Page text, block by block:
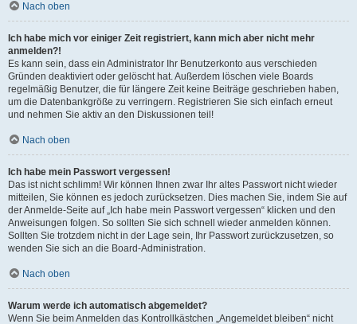
Nach oben
Ich habe mich vor einiger Zeit registriert, kann mich aber nicht mehr
anmelden?!
Es kann sein, dass ein Administrator Ihr Benutzerkonto aus verschieden
Gründen deaktiviert oder gelöscht hat. Außerdem löschen viele Boards
regelmäßig Benutzer, die für längere Zeit keine Beiträge geschrieben haben,
um die Datenbankgröße zu verringern. Registrieren Sie sich einfach erneut
und nehmen Sie aktiv an den Diskussionen teil!
Nach oben
Ich habe mein Passwort vergessen!
Das ist nicht schlimm! Wir können Ihnen zwar Ihr altes Passwort nicht wieder
mitteilen, Sie können es jedoch zurücksetzen. Dies machen Sie, indem Sie auf
der Anmelde-Seite auf „Ich habe mein Passwort vergessen“ klicken und den
Anweisungen folgen. So sollten Sie sich schnell wieder anmelden können.
Sollten Sie trotzdem nicht in der Lage sein, Ihr Passwort zurückzusetzen, so
wenden Sie sich an die Board-Administration.
Nach oben
Warum werde ich automatisch abgemeldet?
Wenn Sie beim Anmelden das Kontrollkästchen „Angemeldet bleiben“ nicht